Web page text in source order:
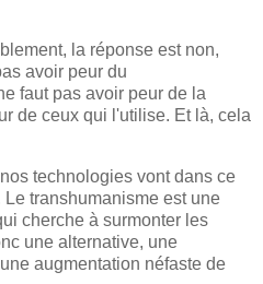
la réponse est non,
avoir peur du
faut pas avoir peur de la
de ceux qui l'utilise. Et là, cela
technologies vont dans ce
transhumanisme est une
cherche à surmonter les
une alternative, une
augmentation néfaste de